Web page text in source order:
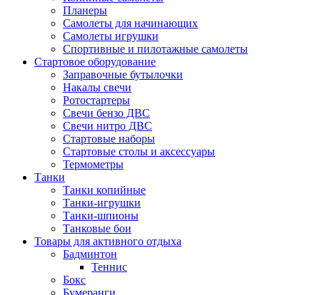
Планеры
Самолеты для начинающих
Самолеты игрушки
Спортивные и пилотажные самолеты
Стартовое оборудование
Заправочные бутылочки
Накалы свечи
Ротостартеры
Свечи бензо ДВС
Свечи нитро ДВС
Стартовые наборы
Стартовые столы и аксессуары
Термометры
Танки
Танки копийные
Танки-игрушки
Танки-шпионы
Танковые бои
Товары для активного отдыха
Бадминтон
Теннис
Бокс
Бумеранги